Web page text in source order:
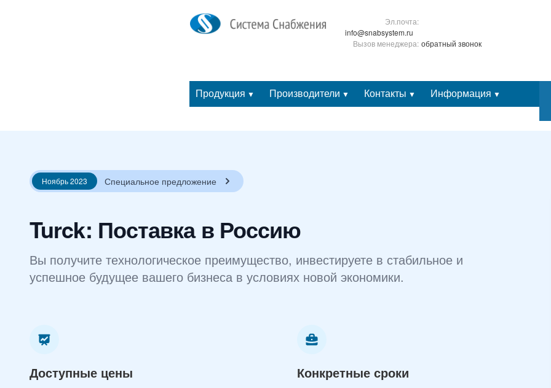
Эл.почта:
info@snabsystem.ru
Вызов менеджера: обратный звонок
Продукция ▼ Производители ▼ Контакты ▼ Информация ▼
Ноябрь 2023 Специальное предложение
Turck: Поставка в Россию
Вы получите технологическое преимущество, инвестируете в стабильное и
успешное будущее вашего бизнеса в условиях новой экономики.
Доступные цены Конкретные сроки